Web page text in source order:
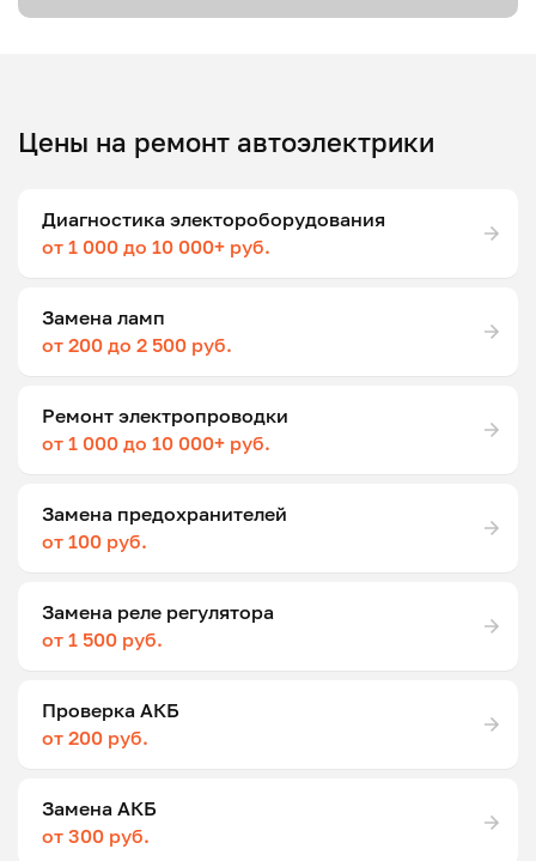
Цены на ремонт автоэлектрики
Диагностика электороборудования
от 1 000 до 10 000+ руб.
Замена ламп
от 200 до 2 500 руб.
Ремонт электропроводки
от 1 000 до 10 000+ руб.
Замена предохранителей
от 100 руб.
Замена реле регулятора
от 1 500 руб.
Проверка АКБ
от 200 руб.
Замена АКБ
от 300 руб.